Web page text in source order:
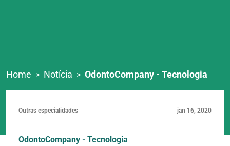
Home Notícia OdontoCompany - Tecnologia
Outras especialidades jan 16, 2020
OdontoCompany - Tecnologia